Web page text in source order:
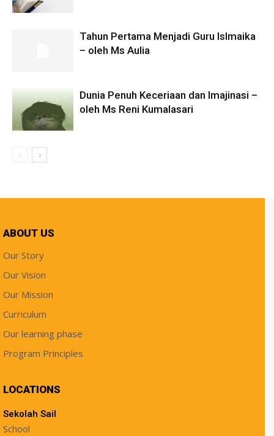
Tahun Pertama Menjadi Guru Islmaika
– oleh Ms Aulia
Dunia Penuh Keceriaan dan Imajinasi –
oleh Ms Reni Kumalasari
ABOUT US
Our Story
Our Vision
Our Mission
Curriculum
Our learning phase
Program Principles
LOCATIONS
Sekolah Sail
School